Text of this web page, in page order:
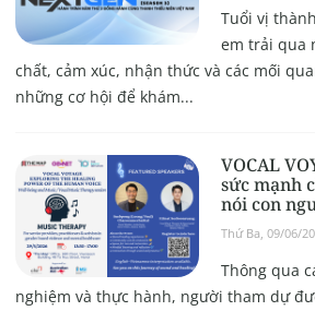
Tuổi vị
em trải qua
chất, cảm xúc, nhận thức và các mối
những cơ hội để khám...
VOCAL
sức mạnh
nói con
Thứ Ba, 09/06/
Thông qua
nghiệm và thực hành, người tham dự